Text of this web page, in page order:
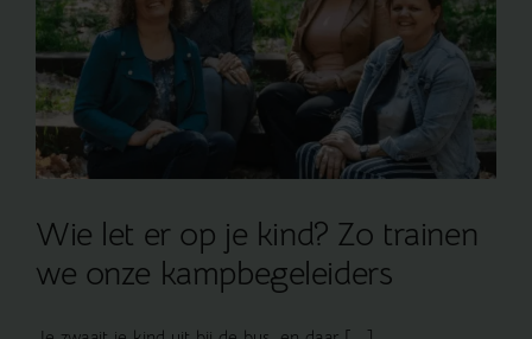
Wie let er op je kind? Zo trainen
we onze kampbegeleiders